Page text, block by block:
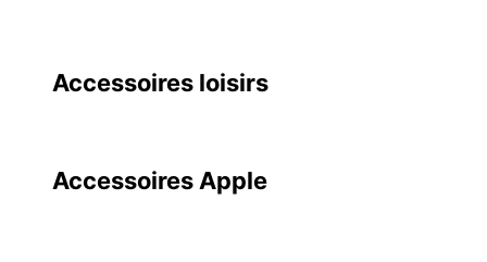
Accessoires loisirs
Accessoires Apple